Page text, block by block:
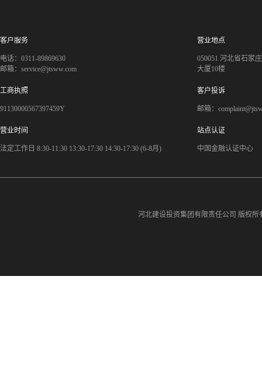
客户服务
电话：0311-89869630
邮箱：service@jtsww.com
营业地点
050051 河北省石家
大厦10楼
工商执照
91130000567397459Y
客户投诉
邮箱：
营业时间
法定工作日 8:30-11:30 13:30-17:30 14:30-17:30 (6-8月)
站点认证
中国金融认证中心
河北建设投资集团有限责任公司 版权所